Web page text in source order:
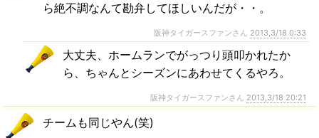
ら絶不調なんて勘弁してほしいんだが・・。
阪神タイガースファンさん 2013,3/18 0:33
大丈夫、ホームランでがっつり頭叩かれたか
ら、ちゃんとシーズンにあわせてくるやろ。
阪神タイガースファンさん 2013,3/18 20:21
チームも同じやん(笑)